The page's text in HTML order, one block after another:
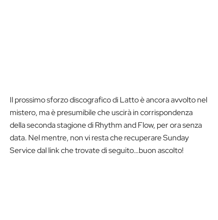
Il prossimo sforzo discografico di Latto è ancora avvolto nel
mistero, ma è presumibile che uscirà in corrispondenza
della seconda stagione di Rhythm and Flow, per ora senza
data. Nel mentre, non vi resta che recuperare Sunday
Service dal link che trovate di seguito…buon ascolto!